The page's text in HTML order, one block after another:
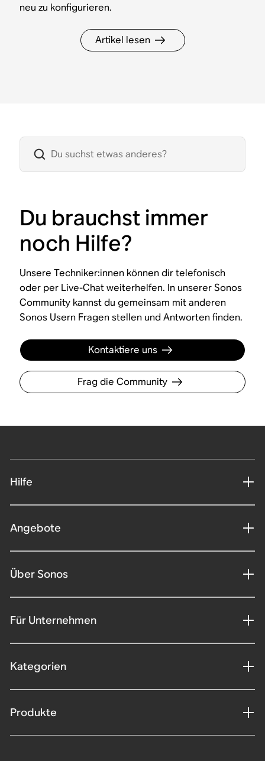
neu zu konfigurieren.
Artikel lesen
Du brauchst immer
noch Hilfe?
Unsere Techniker:innen können dir telefonisch
oder per Live-Chat weiterhelfen. In unserer Sonos
Community kannst du gemeinsam mit anderen
Sonos Usern Fragen stellen und Antworten finden.
Kontaktiere uns
Frag die Community
Hilfe
Angebote
Über Sonos
Für Unternehmen
Kategorien
Produkte